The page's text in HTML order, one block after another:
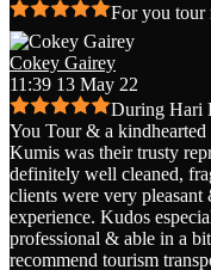
For you tour
Cokey Gairey
11:39 13 May 22
During Hari
You Tour & a
Kumis was their trusty
definitely well cleaned,
clients were very
experience. Kudos
professional & able in a
recommend tourism